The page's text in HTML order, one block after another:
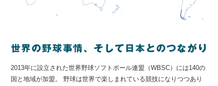
2013年に設立された世界野球ソフトボール連盟（WBSC）には140の
国と地域が加盟。 野球は世界で楽しまれている競技になりつつあり